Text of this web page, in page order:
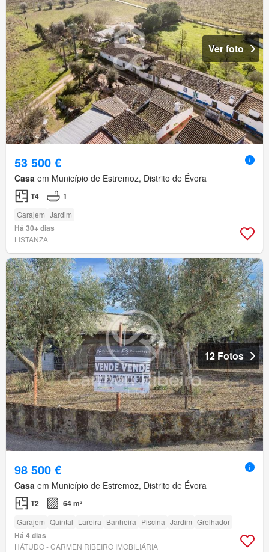
Ver foto
53 500 €
Casa em Município de Estremoz, Distrito de Évora
T4 1
Garajem Jardim
Há 30+ dias
LISTANZA
12 Fotos
98 500 €
Casa em Município de Estremoz, Distrito de Évora
T2 64 m²
Garajem Quintal Lareira Banheira Piscina Jardim Grelhador
Há 4 dias
HÁTUDO - CARMEN RIBEIRO IMOBILIÁRIA